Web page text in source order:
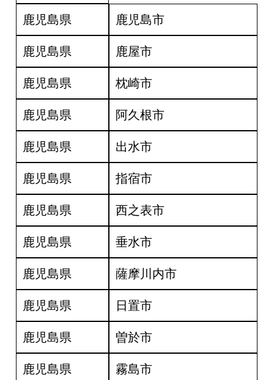
鹿児島県 鹿児島市
鹿児島県 鹿屋市
鹿児島県 枕崎市
鹿児島県 阿久根市
鹿児島県 出水市
鹿児島県 指宿市
鹿児島県 西之表市
鹿児島県 垂水市
鹿児島県 薩摩川内市
鹿児島県 日置市
鹿児島県 曽於市
鹿児島県 霧島市